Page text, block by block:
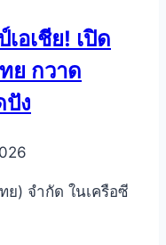
อเชีย! เปิด
ย กวาด
ปัง
ย) จำกัด ในเครือซี